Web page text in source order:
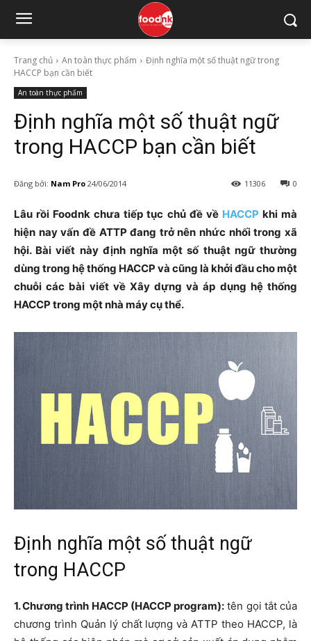
Trang chủ An toàn thực phẩm
Định nghĩa một số thuật ngữ trong
HACCP bạn cần biết
An toàn thực phẩm
Định nghĩa một số thuật ngữ
trong HACCP bạn cần biết
Đăng bởi: Nam Pro 24/06/2014 0
11306
Lâu rồi Foodnk chưa tiếp tục chủ đề về HACCP khi mà
hiện nay vấn đề ATTP đang trở nên nhức nhối trong xã
hội. Bài viết này định nghĩa một số thuật ngữ thường
dùng trong hệ thống HACCP và cũng là khởi đầu cho một
chuỗi các bài viết về Xây dựng và áp dụng hệ thống
HACCP trong một nhà máy cụ thể.
Định nghĩa một số thuật ngữ
trong HACCP
1. Chương trình HACCP (HACCP program): tên gọi tắt của
chương trình Quản lý chất lượng và ATTP theo HACCP, là